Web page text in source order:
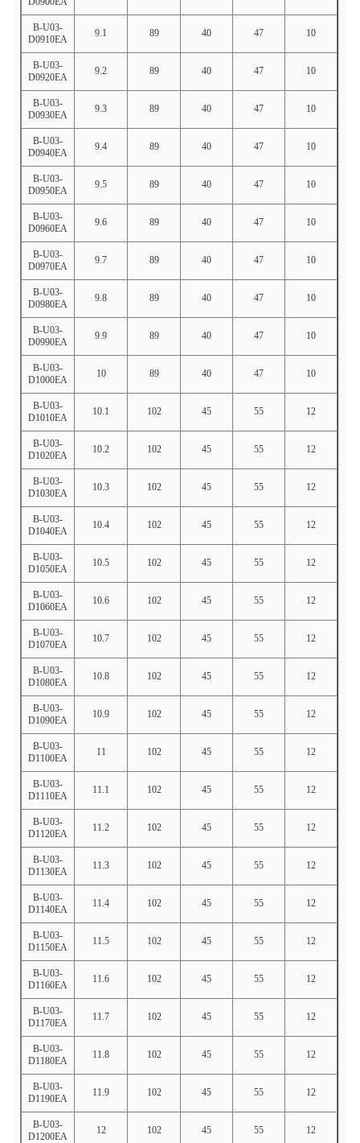
B-U03-
D0910EA
9.1 89 40 47 10
B-U03-
D0920EA
9.2 89 40 47 10
B-U03-
D0930EA
9.3 89 40 47 10
B-U03-
D0940EA
9.4 89 40 47 10
B-U03-
D0950EA
9.5 89 40 47 10
B-U03-
D0960EA
9.6 89 40 47 10
B-U03-
D0970EA
9.7 89 40 47 10
B-U03-
D0980EA
9.8 89 40 47 10
B-U03-
D0990EA
9.9 89 40 47 10
B-U03-
D1000EA
10 89 40 47 10
B-U03-
D1010EA
10.1 102 45 55 12
B-U03-
D1020EA
10.2 102 45 55 12
B-U03-
D1030EA
10.3 102 45 55 12
B-U03-
D1040EA
10.4 102 45 55 12
B-U03-
D1050EA
10.5 102 45 55 12
B-U03-
D1060EA
10.6 102 45 55 12
B-U03-
D1070EA
10.7 102 45 55 12
B-U03-
D1080EA
10.8 102 45 55 12
B-U03-
D1090EA
10.9 102 45 55 12
B-U03-
D1100EA
11 102 45 55 12
B-U03-
D1110EA
11.1 102 45 55 12
B-U03-
D1120EA
11.2 102 45 55 12
B-U03-
D1130EA
11.3 102 45 55 12
B-U03-
D1140EA
11.4 102 45 55 12
B-U03-
D1150EA
11.5 102 45 55 12
B-U03-
D1160EA
11.6 102 45 55 12
B-U03-
D1170EA
11.7 102 45 55 12
B-U03-
D1180EA
11.8 102 45 55 12
B-U03-
D1190EA
11.9 102 45 55 12
B-U03-
D1200EA
12 102 45 55 12